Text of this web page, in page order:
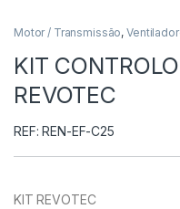
Motor / Transmissão,
KIT
REVOTEC
REF: REN-EF-C25
KIT REVOTEC